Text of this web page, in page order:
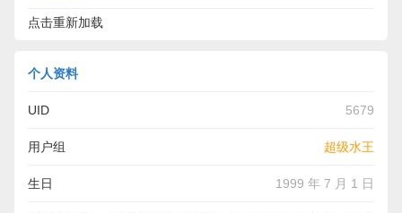
点击重新加载
个人资料
UID 5679
用户组 超级水王
生日 1999 年 7 月 1 日